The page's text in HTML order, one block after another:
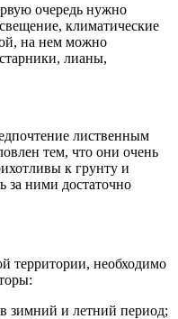
очередь нужно
климатические
на нем можно
лианы,
лиственным
тем, что они очень
к грунту и
за ними достаточно
территории, необходимо
зимний и летний период;